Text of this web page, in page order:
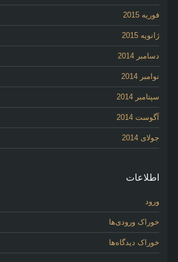
فوریه 2015
ژانویه 2015
دسامبر 2014
نوامبر 2014
سپتامبر 2014
آگوست 2014
جولای 2014
اطلاعات
ورود
خوراک ورودی‌ها
خوراک دیدگاه‌ها